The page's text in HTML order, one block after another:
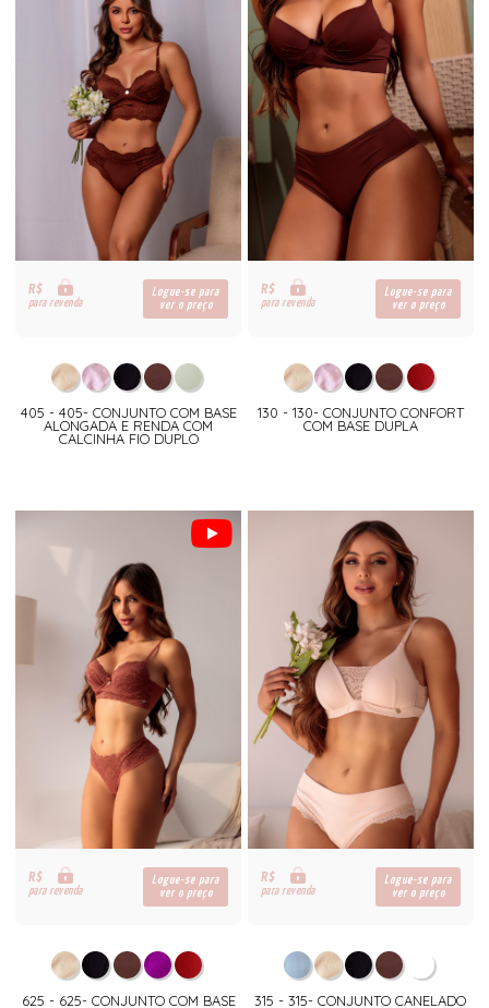
R$
para revenda
Logue-se para
ver o preço
405 - 405- CONJUNTO COM BASE
ALONGADA E RENDA COM
CALCINHA FIO DUPLO
R$
para revenda
Logue-se para
ver o preço
130 - 130- CONJUNTO CONFORT
COM BASE DUPLA
R$
para revenda
Logue-se para
ver o preço
625 - 625- CONJUNTO COM BASE
R$
para revenda
Logue-se para
ver o preço
315 - 315- CONJUNTO CANELADO